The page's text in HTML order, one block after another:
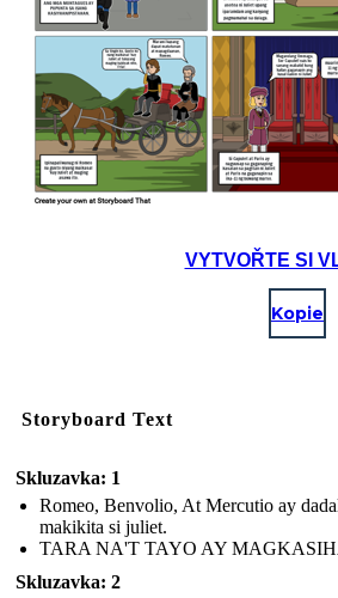
VYTVOŘTE SI
Kopie
Storyboard Text
Skluzavka: 1
Romeo, Benvolio, At Mercutio ay
makikita si juliet.
TARA NA'T TAYO AY
Skluzavka: 2